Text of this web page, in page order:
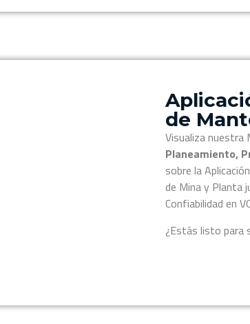
de
Visualiza nuestra
Planeamiento,
sobre la
de Mina y Planta
Confiabilidad en
¿Estás listo para